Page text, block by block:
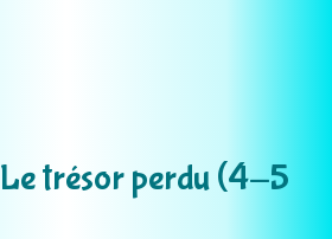
Le trésor perdu (4-5